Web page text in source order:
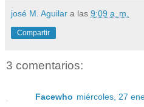
josé M. Aguilar a las 9:09 a. m.
Compartir
3 comentarios:
Facewho miércoles, 27